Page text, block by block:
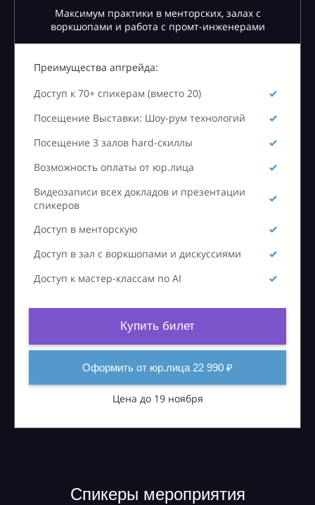
Максимум практики в менторских, залах с
воркшопами и работа с промт-инженерами
Преимущества апгрейда:
Доступ к 70+ спикерам (вместо 20)
Посещение Выставки: Шоу-рум технологий
Посещение 3 залов hard-скиллы
Возможность оплаты от юр.лица
Видеозаписи всех докладов и презентации
спикеров
Доступ в менторскую
Доступ в зал с воркшопами и дискуссиями
Доступ к мастер-классам по AI
Купить билет
Оформить от юр.лица 22 990 ₽
Цена до 19 ноября
Спикеры мероприятия